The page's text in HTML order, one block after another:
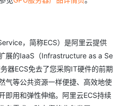
，简称ECS）是阿里云提供
展的IaaS（Infrastructure as a Se
器ECS免去了您采购IT硬件的前期
气等公共资源一样便捷、高效地使
即用和弹性伸缩。阿里云ECS持续